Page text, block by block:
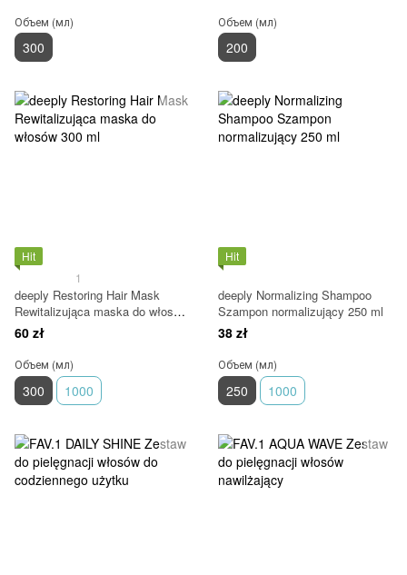
Объем (мл)
300
Объем (мл)
200
Hit
1
deeply Restoring Hair Mask
Rewitalizująca maska do włosów
300 ml
60 zł
Объем (мл)
300 1000
Hit
deeply Normalizing Shampoo
Szampon normalizujący 250 ml
38 zł
Объем (мл)
250 1000